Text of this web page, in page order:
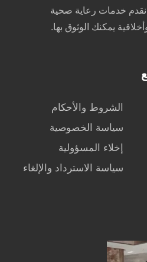
نقدم خدمات رعاية صحية
يمكنك الوثوق بها.
الشروط والأحكام
سياسة الخصوصية
إخلاء المسؤولية
سياسة الاسترداد والإلغاء